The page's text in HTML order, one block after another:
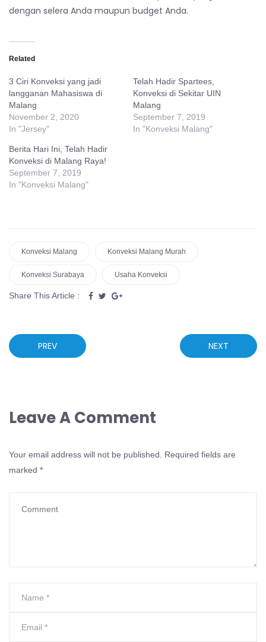
dengan selera Anda maupun budget Anda.
Related
3 Ciri Konveksi yang jadi
langganan Mahasiswa di
Malang
November 2, 2020
In "Jersey"
Telah Hadir Spartees,
Konveksi di Sekitar UIN
Malang
September 7, 2019
In "Konveksi Malang"
Berita Hari Ini, Telah Hadir
Konveksi di Malang Raya!
September 7, 2019
In "Konveksi Malang"
Konveksi Malang Konveksi Malang Murah
Konveksi Surabaya Usaha Konveksi
Share This Article :
PREV NEXT
Leave A Comment
Your email address will not be published.
Required fields are
marked *